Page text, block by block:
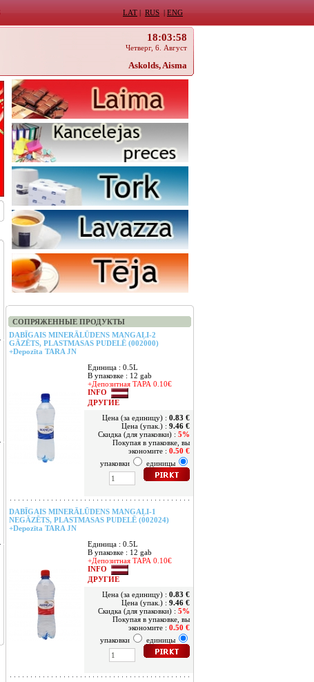
LAT | RUS | ENG
18:03:58
Четверг, 6. Август
Askolds, Aisma
СОПРЯЖЕННЫЕ ПРОДУКТЫ
DABĪGAIS MINERĀLŪDENS MANGAĻI-2
GĀZĒTS, PLASTMASAS PUDELĒ (002000)
+Depozīta TARA JN
Единица : 0.5L
В упаковке : 12 gab
+Депозитная ТАРА 0.10€
INFO
ДРУГИЕ
Цена (за единицу) : 0.83 €
Цена (упак.) : 9.46 €
Скидка (для упаковки) : 5%
Покупая в упаковке, вы
экономите : 0.50 €
упаковки
единицы
DABĪGAIS MINERĀLŪDENS MANGAĻI-1
NEGĀZĒTS, PLASTMASAS PUDELĒ (002024)
+Depozīta TARA JN
Единица : 0.5L
В упаковке : 12 gab
+Депозитная ТАРА 0.10€
INFO
ДРУГИЕ
Цена (за единицу) : 0.83 €
Цена (упак.) : 9.46 €
Скидка (для упаковки) : 5%
Покупая в упаковке, вы
экономите : 0.50 €
упаковки
единицы